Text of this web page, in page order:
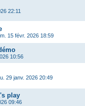
22:11
15 févr. 2026 18:59
10:56
29 janv. 2026 20:49
play
09:46